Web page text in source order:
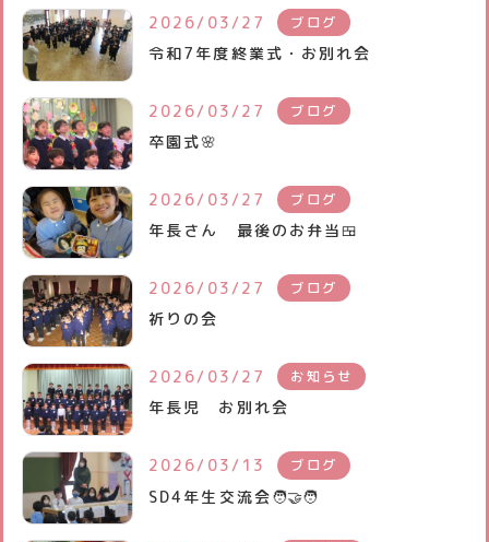
年間行事
BLOG どみにこ通信
園の設備
入園案内
園児募集要項
プレ三歳児入園
預かり保育
未就園児クラブ
よくあるご質問
パンフレット
各種書類ダウンロード
お知らせ
スタッフ日記
サイトマップ
スクールバス
2026/03/27 ブログ
令和7年度終業式・お別れ会
2026/03/27 ブログ
卒園式🌸
2026/03/27 ブログ
年長さん 最後のお弁当🍱
2026/03/27 ブログ
祈りの会
2026/03/27 お知らせ
年長児 お別れ会
2026/03/13 ブログ
SD4年生交流会🧑‍🤝‍🧑